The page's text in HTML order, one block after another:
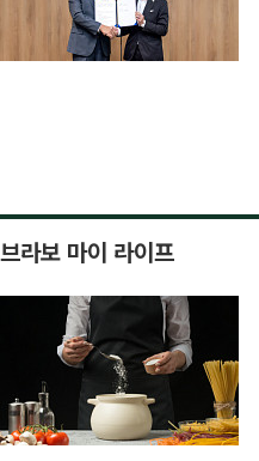
브라보 마이 라이프